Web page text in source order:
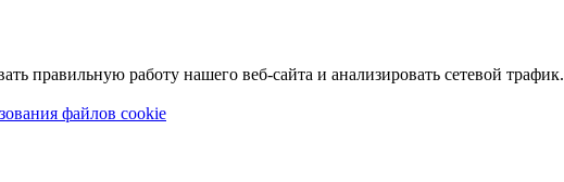
правильную работу нашего веб-сайта и анализировать сетевой трафик.
файлов cookie